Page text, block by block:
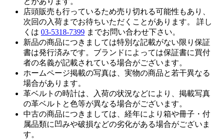
店頭販売も行っているため売り切れる可能性もあり、
次回の入荷までお待ちいただくことがあります。 詳し
くは 03-5318-7399 までお問い合わせ下さい。
新品の商品につきましては特別な記載がない限り保証
書は発行済みです。ブランドによっては保証書に買付
者の名義が記載されている場合がございます。
ホームページ掲載の写真は、実物の商品と若干異なる
場合があります。
革ベルトの時計は、入荷の状況などにより、掲載写真
の革ベルトと色等が異なる場合がございます。
中古の商品につきましては、経年により箱や冊子・付
属品類に凹みや破損などの劣化がある場合がございま
す。